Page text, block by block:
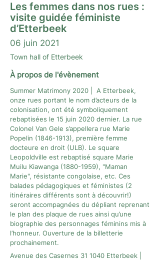
Les femmes dans nos rues :
visite guidée féministe
d’Etterbeek
06 juin 2021
Town hall of Etterbeek
À propos de l'évènement
Summer Matrimony 2020 | A Etterbeek,
onze rues portant le nom d’acteurs de la
colonisation, ont été symboliquement
rebaptisées le 15 juin 2020 dernier. La rue
Colonel Van Gele s’appellera rue Marie
Popelin (1846-1913), première femme
docteure en droit (ULB). Le square
Leopoldville est rebaptisé square Marie
Muilu Kiawanga (1880-1959), "Maman
Marie", résistante congolaise, etc. Ces
balades pédagogiques et féministes (2
itinéraires différents sont à découvrir!)
seront accompagnées du dépliant reprenant
le plan des plaque de rues ainsi qu’une
biographie des personnages féminins mis à
l’honneur. Ouverture de la billetterie
prochainement.
Avenue des Casernes 31 1040 Etterbeek |